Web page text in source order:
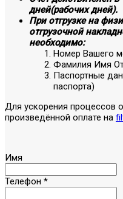
дней(рабочих дней).
При отгрузке на
отгрузочной
необходимо:
Номер Вашего
Фамилия Имя
Паспортные
паспорта)
Для ускорения процессов
произведённой оплате на
Имя
Телефон *